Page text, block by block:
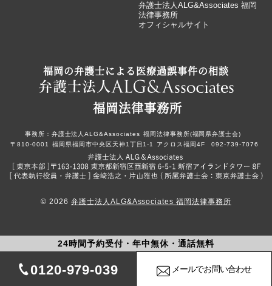
24時間予約受付・年中無休・通話無料
0120-979-039 メールでお問い合わせ
弁護士法人ALG&Associates 福岡
法律事務所
オフィシャルサイト
福岡の弁護士による医療過誤事件の相談
福岡法律事務所
事務所： 弁護士法人ALG&Associates 福岡法律事務所(福岡県弁護士会)
〒810-0001
福岡県福岡市中央区天神1丁目1-1 アクロス福岡4F 092-739-7076
© 2026 弁護士法人ALG&Associates 福岡法律事務所